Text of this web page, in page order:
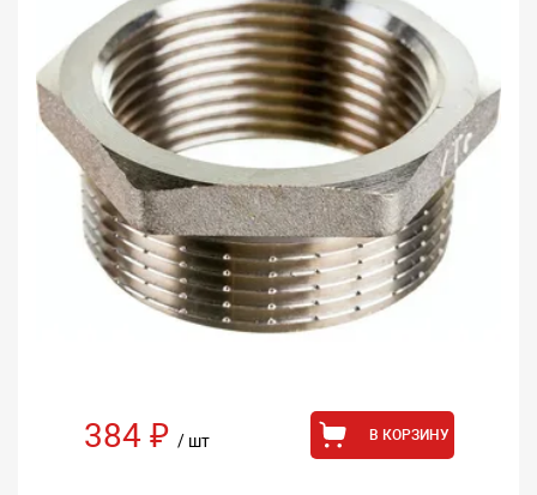
384 ₽ / шт В КОРЗИНУ